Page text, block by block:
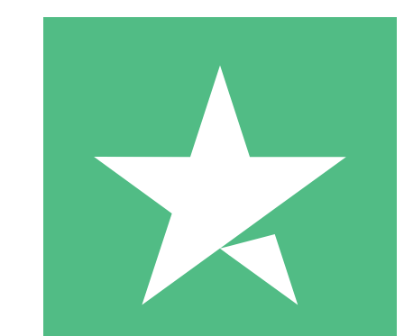
Pacotes de Créditos Individuais
Pague conforme o uso com créditos de download. Sem
1000